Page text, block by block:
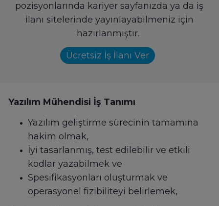
pozisyonlarında kariyer sayfanızda ya da iş
ilanı sitelerinde yayınlayabilmeniz için
hazırlanmıştır.
Ücretsiz İş İlanı Ver
Yazılım Mühendisi İş Tanımı
Yazılım geliştirme sürecinin tamamına
hakim olmak,
İyi tasarlanmış, test edilebilir ve etkili
kodlar yazabilmek ve
Spesifikasyonları oluşturmak ve
operasyonel fizibiliteyi belirlemek,